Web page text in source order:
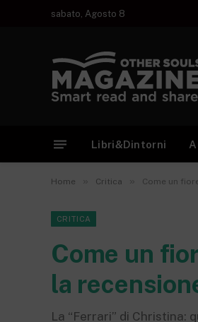
sabato, Agosto 8
Libri&Dintorni
Home » Critica » Come un
CRITICA
Come un
la
La “Ferrari” di Christina: